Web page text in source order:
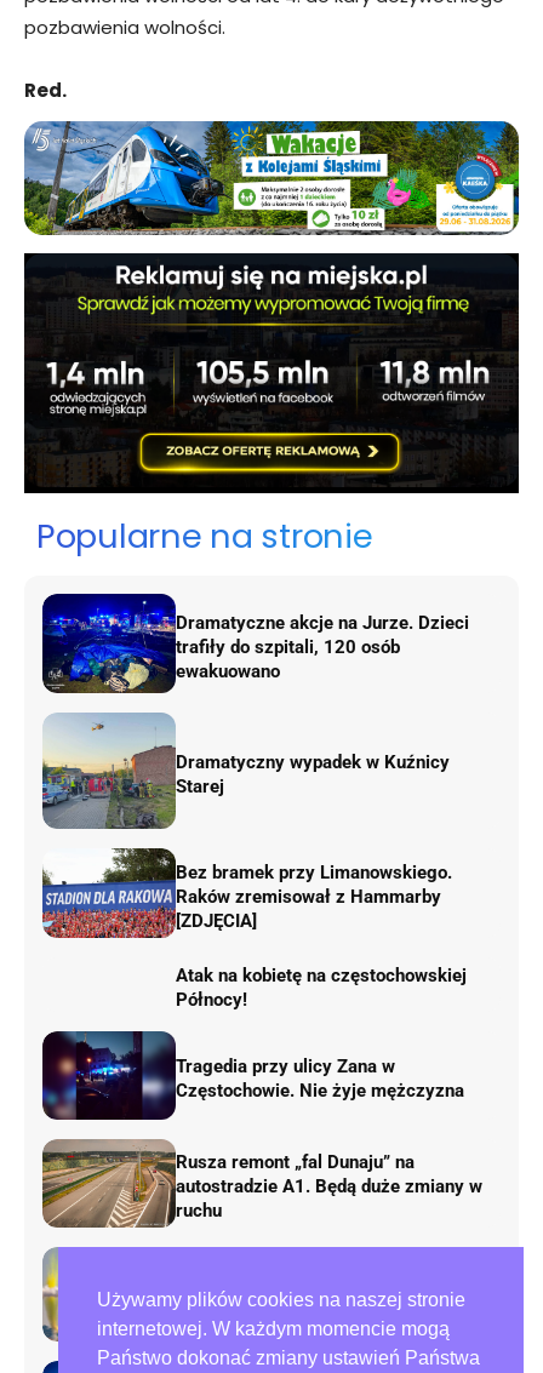
Używamy plików cookies na naszej stronie
internetowej. W każdym momencie mogą
Państwo dokonać zmiany ustawień Państwa
pozbawienia wolności.
Red.
Popularne na stronie
Dramatyczne akcje na Jurze. Dzieci
trafiły do szpitali, 120 osób
ewakuowano
Dramatyczny wypadek w Kuźnicy
Starej
Bez bramek przy Limanowskiego.
Raków zremisował z Hammarby
[ZDJĘCIA]
Atak na kobietę na częstochowskiej
Północy!
Tragedia przy ulicy Zana w
Częstochowie. Nie żyje mężczyzna
Rusza remont „fal Dunaju” na
autostradzie A1. Będą duże zmiany w
ruchu
AirShow Rudniki 2026. Dziś finał
pokazów lotniczych